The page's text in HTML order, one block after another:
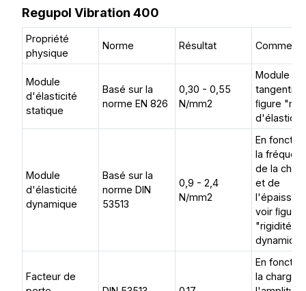
Regupol Vibration 400
Propriété
physique
Norme Résultat
Module
d'élasticité
statique
Basé sur la
norme EN 826
0,30 - 0,55
N/mm2
Module
ﬁgure
Module
d'élasticité
dynamique
Basé sur la
norme DIN
53513
0,9 - 2,4
N/mm2
En
la
de la
et de
voir ﬁgure
"rigidité
Facteur de
En
la charge,